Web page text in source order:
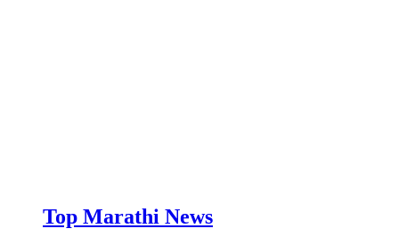
Top Marathi News